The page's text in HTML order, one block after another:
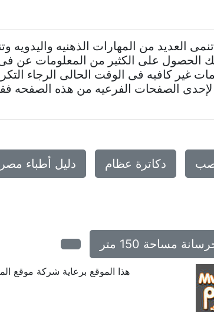
العديد من المهارات الذهنيه واليدويه
الحصول على الكثير من المعلومات
غير كافيه فى الوقت الحالى الرجاء
الصفحات الفرعيه من هذه الصفحه
دكاترة عظام دليل أطباء مصر
مساحة 150 متر
هذا الموقع برعاية شركة موقع